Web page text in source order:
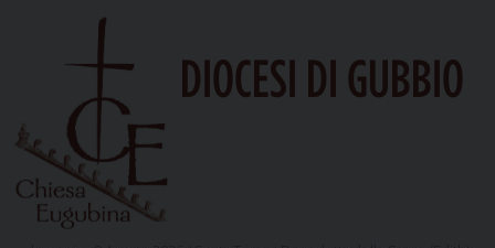
DIOCESI DI GUBBIO